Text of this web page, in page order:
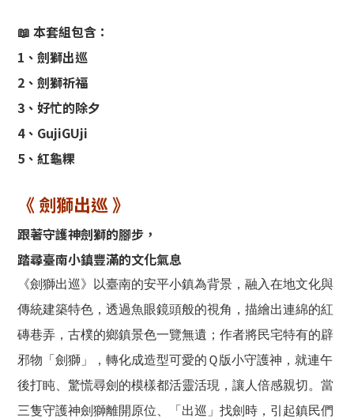
📖 本套組包含：
1、劍獅出巡
2、劍獅祈福
3、好忙的除夕
4、GujiGUji
5、紅龜粿
《 劍獅出巡 》
跟著守護神劍獅的腳步，
踏尋臺南小鎮豐滿的文化氣息
《劍獅出巡》以臺南的安平小鎮為背景，融入在地文化與
傳統建築特色，透過魚眼鏡頭般的視角，描繪出連綿的紅
磚巷弄，古樸的鄉鎮景色一覽無遺；作者將民宅特有的辟
邪物「劍獅」，轉化成造型可愛的Ｑ版小守護神，就連午
後打盹、驚慌尋劍的模樣都活靈活現，讓人倍感親切。當
三隻守護神劍獅離開原位、「出巡」找劍時，引起鎮民們